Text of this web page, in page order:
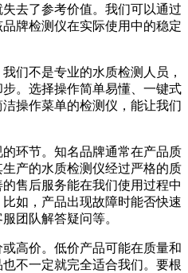
去了参考价值。我们可以通过
牌检测仪在实际使用中的稳定
们不是专业的水质检测人员，
。选择操作简单易懂、一键式
操作菜单的检测仪，能让我们
环节。知名品牌通常在产品质
产的水质检测仪经过严格的质
售后服务能在我们使用过程中
如，产品出现故障时能否快速
团队解答疑问等。
高价。低价产品可能在质量和
不一定就完全适合我们。要根